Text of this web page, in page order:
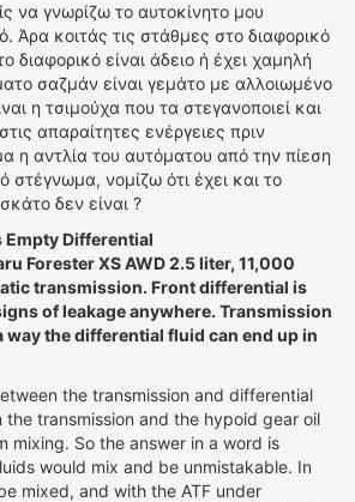
να γνωρίζω το αυτοκίνητο μου
Άρα κοιτάς τις στάθμες στο διαφορικό
διαφορικό είναι άδειο ή έχει χαμηλή
σαζμάν είναι γεμάτο με αλλοιωμένο
η τσιμούχα που τα στεγανοποιεί και
απαραίτητες ενέργειες πριν
η αντλία του αυτόματου από την πίεση
στέγνωμα, νομίζω ότι έχει και το
δεν είναι ?
Empty Differential
Forester XS AWD 2.5 liter, 11,000
transmission. Front differential is
of leakage anywhere. Transmission
way the differential fluid can end up in
the transmission and differential
the transmission and the hypoid gear oil
mixing. So the answer in a word is
would mix and be unmistakable. In
mixed, and with the ATF under